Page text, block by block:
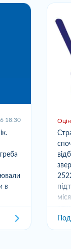
18:30
в